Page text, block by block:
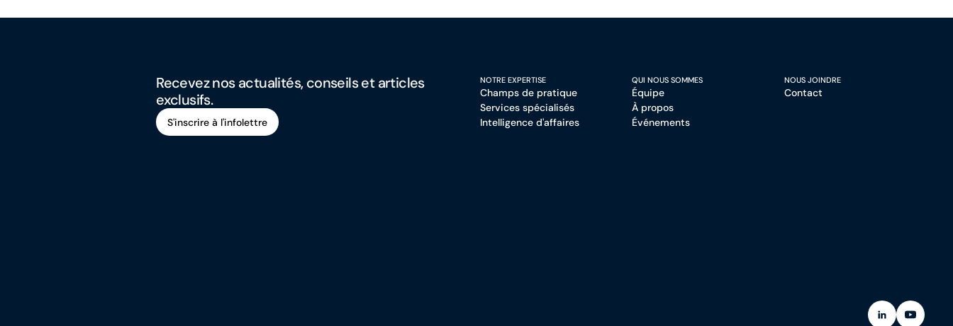
Recevez nos actualités, conseils et articles
exclusifs.
S'inscrire à l'infolettre
NOTRE EXPERTISE
Champs de pratique
Services spécialisés
Intelligence d'affaires
QUI NOUS SOMMES
Équipe
À propos
Événements
NOUS JOINDRE
Contact